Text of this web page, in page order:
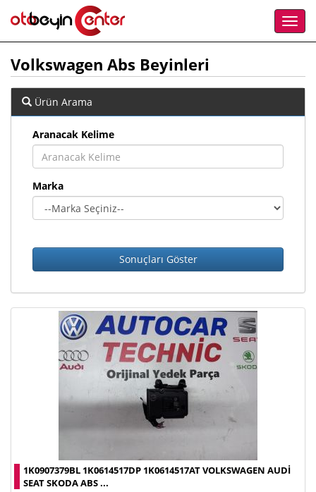
Volkswagen Abs Beyinleri
Ürün Arama
Aranacak Kelime
Marka
1K0907379BL 1K0614517DP 1K0614517AT VOLKSWAGEN AUDI
SEAT SKODA ABS ...